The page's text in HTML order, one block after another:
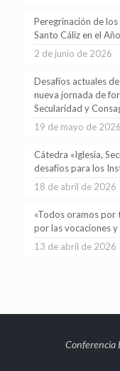
Peregrinación de
Santo Cáliz en el
2 de junio de 2026
Desafíos actuales
nueva jornada de
Secularidad y
19 de mayo de 2026
Cátedra «Iglesia,
desafíos para los
18 de abril de 2026
«Todos oramos por
por las vocaciones
13 de abril de 2026
Conferencia